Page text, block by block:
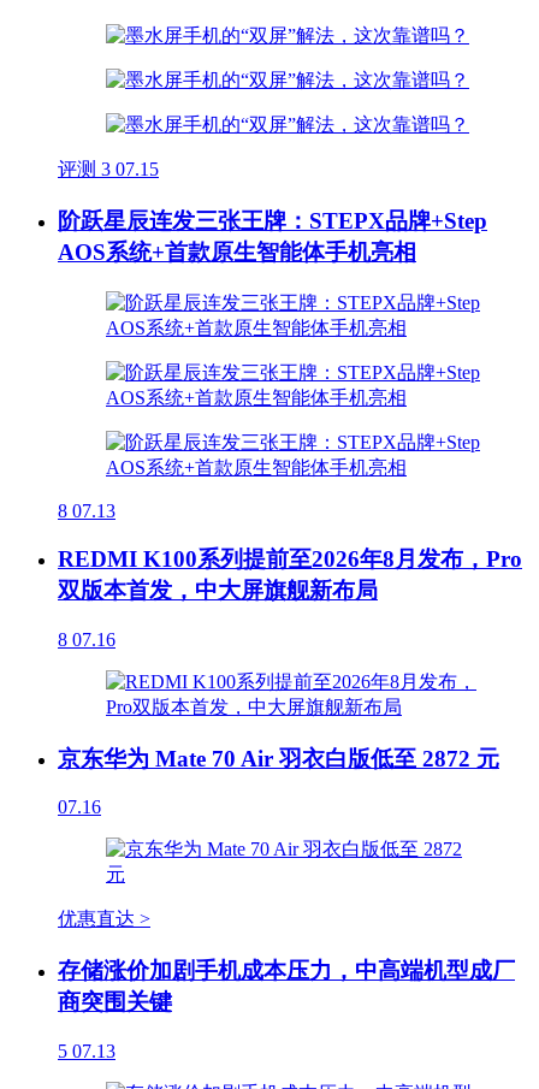
评测 3 07.15
阶跃星辰连发三张王牌：STEPX品牌+Step
AOS系统+首款原生智能体手机亮相
8 07.13
REDMI K100系列提前至2026年8月发布，Pro
双版本首发，中大屏旗舰新布局
8 07.16
京东华为 Mate 70 Air 羽衣白版低至 2872 元
07.16
优惠直达 >
存储涨价加剧手机成本压力，中高端机型成厂
商突围关键
5 07.13